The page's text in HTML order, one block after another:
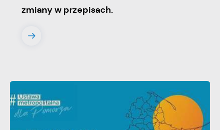
zmiany w przepisach.